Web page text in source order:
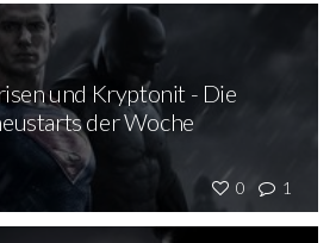
0 1
und Kryptonit - Die
der Woche